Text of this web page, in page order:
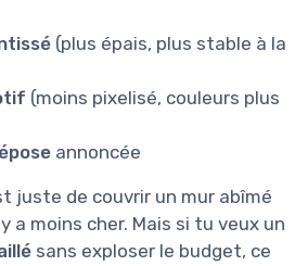
(plus épais, plus stable à la
(moins pixelisé, couleurs plus
annoncée
juste de couvrir un mur abîmé
a moins cher. Mais si tu veux un
sans exploser le budget, ce